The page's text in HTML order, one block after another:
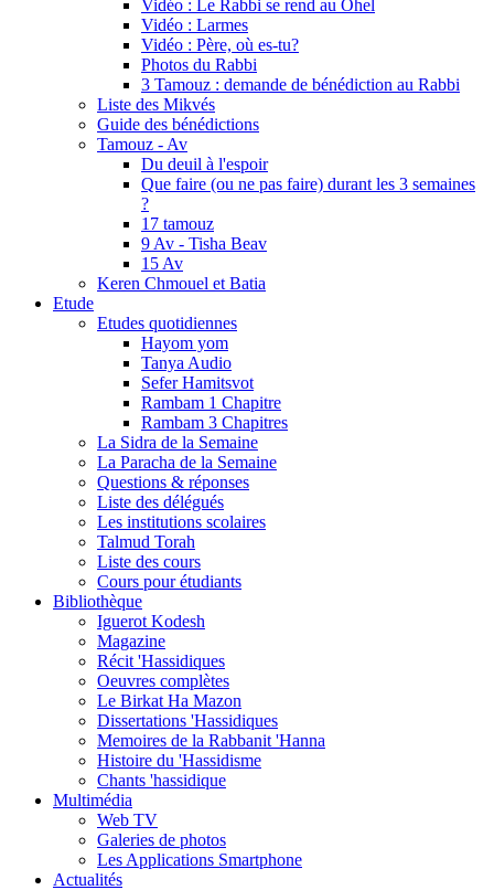
Vidéo : Le Rabbi se rend au Ohel
Vidéo : Larmes
Vidéo : Père, où es-tu?
Photos du Rabbi
3 Tamouz : demande de bénédiction au Rabbi
Liste des Mikvés
Guide des bénédictions
Tamouz - Av
Du deuil à l'espoir
Que faire (ou ne pas faire) durant les 3 semaines
?
17 tamouz
9 Av - Tisha Beav
15 Av
Keren Chmouel et Batia
Etude
Etudes quotidiennes
Hayom yom
Tanya Audio
Sefer Hamitsvot
Rambam 1 Chapitre
Rambam 3 Chapitres
La Sidra de la Semaine
La Paracha de la Semaine
Questions & réponses
Liste des délégués
Les institutions scolaires
Talmud Torah
Liste des cours
Cours pour étudiants
Bibliothèque
Iguerot Kodesh
Magazine
Récit 'Hassidiques
Oeuvres complètes
Le Birkat Ha Mazon
Dissertations 'Hassidiques
Memoires de la Rabbanit 'Hanna
Histoire du 'Hassidisme
Chants 'hassidique
Multimédia
Web TV
Galeries de photos
Les Applications Smartphone
Actualités